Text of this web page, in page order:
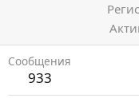
Сообщения
933